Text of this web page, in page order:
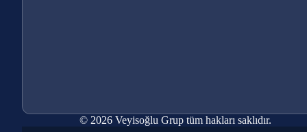
© 2026 Veyisoğlu Grup tüm hakları saklıdır.